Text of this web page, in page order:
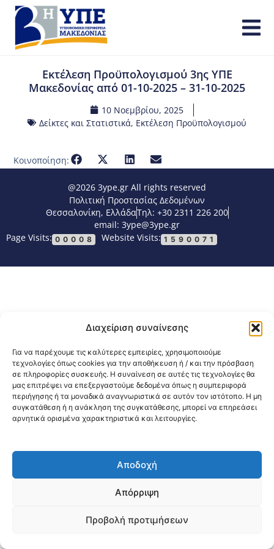
Διαχείριση συναίνεσης
Για να παρέχουμε τις καλύτερες εμπειρίες, χρησιμοποιούμε
τεχνολογίες όπως cookies για την αποθήκευση ή / και την πρόσβαση
σε πληροφορίες συσκευής. Η συναίνεση σε αυτές τις τεχνολογίες θα
μας επιτρέψει να επεξεργαστούμε δεδομένα όπως η συμπεριφορά
περιήγησης ή τα μοναδικά αναγνωριστικά σε αυτόν τον ιστότοπο. Η μη
συγκατάθεση ή η ανάκληση της συγκατάθεσης, μπορεί να επηρεάσει
αρνητικά ορισμένα χαρακτηριστικά και λειτουργίες.
Αποδοχή
Απόρριψη
Προβολή προτιμήσεων
Εκτέλεση Προϋπολογισμού 3ης ΥΠΕ
Μακεδονίας από 01-10-2025 – 31-10-2025
10 Νοεμβρίου, 2025
Δείκτες και Στατιστικά, Εκτέλεση Προϋπολογισμού
Κοινοποίηση:
@2026 3ype.gr All rights reserved
Πολιτική Προστασίας Δεδομένων
Θεσσαλονίκη, ΕλλάδαΤηλ: +30 2311 226 200
email: 3ype@3ype.gr
Page Visits: 00008 Website Visits: 1590071